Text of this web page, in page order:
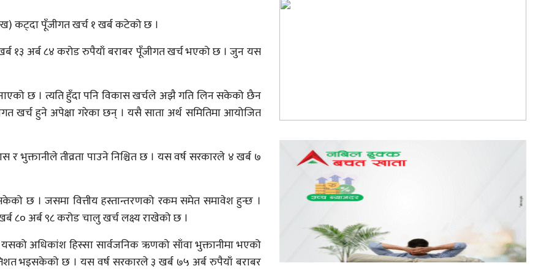
कट्दा पूँजीगत खर्च १ खर्ब कटेको छ ।
१३ अर्ब ८४ करोड रुपैयाँ बराबर पूँजीगत खर्च भएको छ । जुन यस
छ । त्यति हुँदा पनि विकास खर्चले अझै गति लिन सकेको छैन
खर्च हुने अपेक्षा गरेका छन् । यसै साता अर्थ समितिमा आयोजित
र भुक्तानीले तीव्रता पाउने निश्चित छ । यस वर्ष सरकारले ४ खर्ब ७
छ । जसमा वित्तीय हस्तान्तरणको रकम समेत समावेश हुन्छ ।
८० अर्ब ९८ करोड चालु खर्च लक्ष्य राखेको छ ।
अधिकांश हिस्सा सार्वजनिक ऋणको साँवा भुक्तानीमा भएको
भइसकेको छ । यस वर्ष सरकारले ३ खर्ब ७५ अर्ब रुपैयाँ बराबर